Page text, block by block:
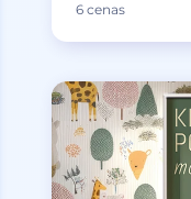
6 cenas